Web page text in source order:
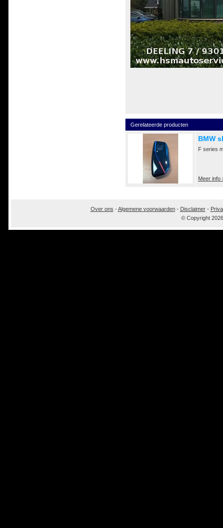
Gerelateerde producten
BMW
F series
Meer info
Over ons -Algemene voorwaarden- Disclaimer-
© Copyright